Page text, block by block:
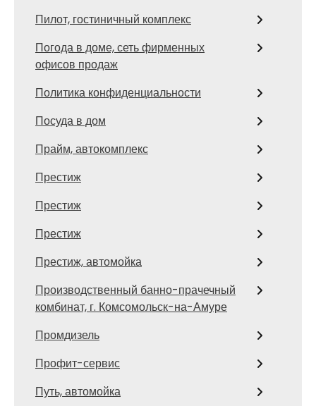
Пилот, гостиничный комплекс
Погода в доме, сеть фирменных
офисов продаж
Политика конфиденциальности
Посуда в дом
Прайм, автокомплекс
Престиж
Престиж
Престиж
Престиж, автомойка
Производственный банно-прачечный
комбинат, г. Комсомольск-на-Амуре
Промдизель
Профит-сервис
Путь, автомойка